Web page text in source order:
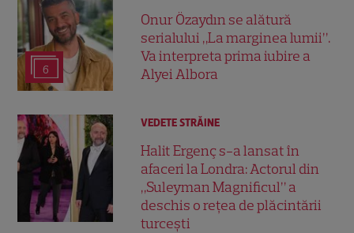
6
Onur Özaydın se alătură
serialului „La marginea lumii”.
Va interpreta prima iubire a
Alyei Albora
VEDETE STRĂINE
Halit Ergenç s-a lansat în
afaceri la Londra: Actorul din
„Suleyman Magnificul” a
deschis o rețea de plăcintării
turcești